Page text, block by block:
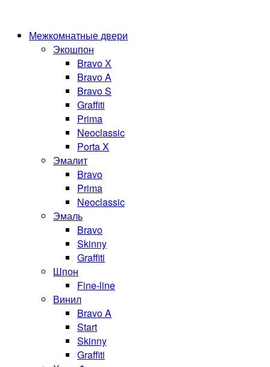
Межкомнатные двери
Экошпон
Bravo Х
Bravo A
Bravo S
Graffiti
Prima
Neoclassic
Porta X
Эмалит
Bravo
Prima
Neoclassic
Эмаль
Bravo
Skinny
Graffiti
Шпон
Fine-line
Винил
Bravo A
Start
Skinny
Graffiti